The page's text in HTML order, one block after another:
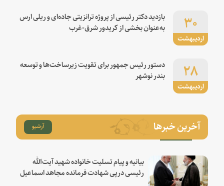
اردیبهشت
۳۰
بازدید دکتر رئیسی از پروژه ترانزیتی جاده‌ای و ریلی ارس
به‌عنوان بخشی از کریدور شرق-غرب
اردیبهشت
۲۸
دستور رئیس جمهور برای تقویت زیرساخت‌ها و توسعه
بندر نوشهر
آخرین خبرها آرشیو
بیانیه و پیام تسلیت خانواده شهید آیت‌الله
رئیسی درپی شهادت فرمانده مجاهد اسماعیل